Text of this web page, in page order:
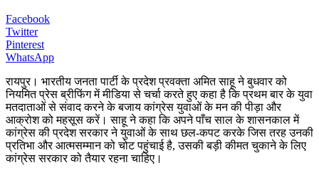
Facebook
Twitter
Pinterest
WhatsApp
रायपुर। भारतीय जनता पार्टी के प्रदेश प्रवक्ता अमित साहू ने बुधवार को
नियमित प्रेस ब्रीफिंग में मीडिया से चर्चा करते हुए कहा है कि प्रथम बार के युवा
मतदाताओं से संवाद करने के बजाय कांग्रेस युवाओं के मन की पीड़ा और
आक्रोश को महसूस करें। साहू ने कहा कि अपने पाँच साल के शासनकाल में
कांग्रेस की प्रदेश सरकार ने युवाओं के साथ छल-कपट करके जिस तरह उनकी
प्रतिभा और आत्मसम्मान को चोट पहुंचाई है, उसकी बड़ी कीमत चुकाने के लिए
कांग्रेस सरकार को तैयार रहना चाहिए।